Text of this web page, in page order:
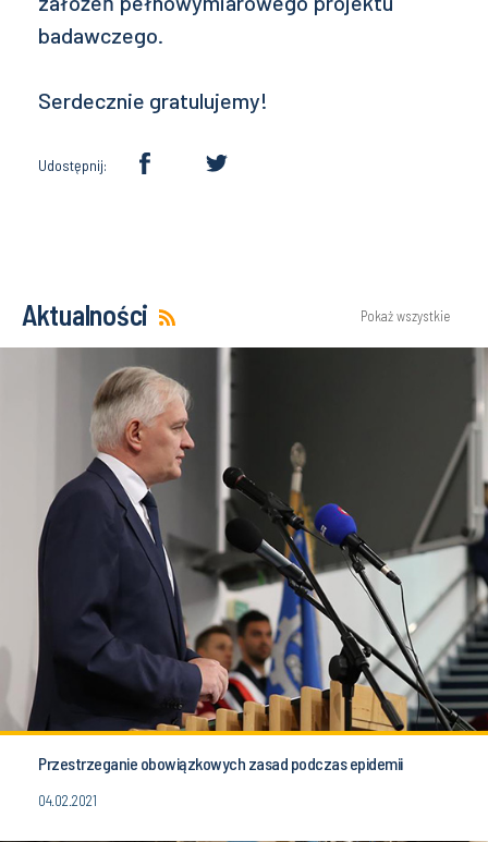
badawczego.
Serdecznie gratulujemy!
Udostępnij:
Aktualności Pokaż wszystkie
Przestrzeganie obowiązkowych zasad podczas epidemii
04.02.2021